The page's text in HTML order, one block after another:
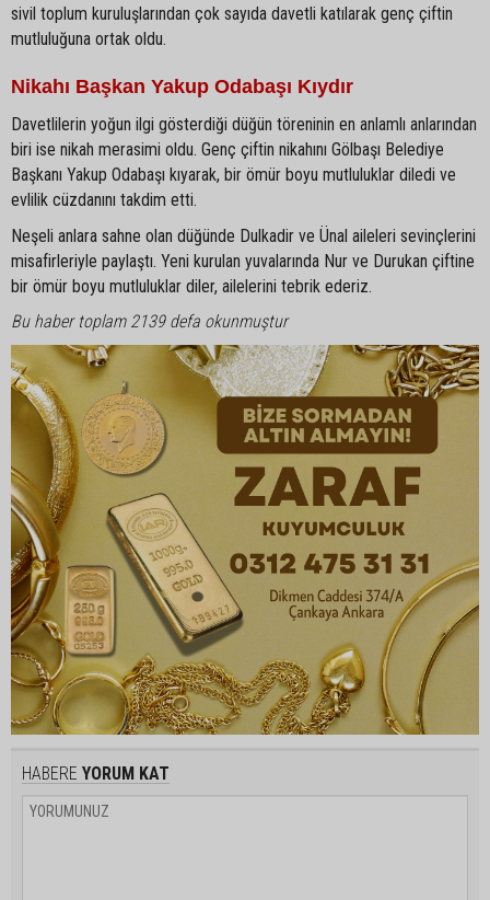
sivil toplum kuruluşlarından çok sayıda davetli katılarak genç çiftin
mutluluğuna ortak oldu.
Nikahı Başkan Yakup Odabaşı Kıydır
Davetlilerin yoğun ilgi gösterdiği düğün töreninin en anlamlı anlarından
biri ise nikah merasimi oldu. Genç çiftin nikahını Gölbaşı Belediye
Başkanı Yakup Odabaşı kıyarak, bir ömür boyu mutluluklar diledi ve
evlilik cüzdanını takdim etti.
Neşeli anlara sahne olan düğünde Dulkadir ve Ünal aileleri sevinçlerini
misafirleriyle paylaştı. Yeni kurulan yuvalarında Nur ve Durukan çiftine
bir ömür boyu mutluluklar diler, ailelerini tebrik ederiz.
Bu haber toplam 2139 defa okunmuştur
HABERE YORUM KAT